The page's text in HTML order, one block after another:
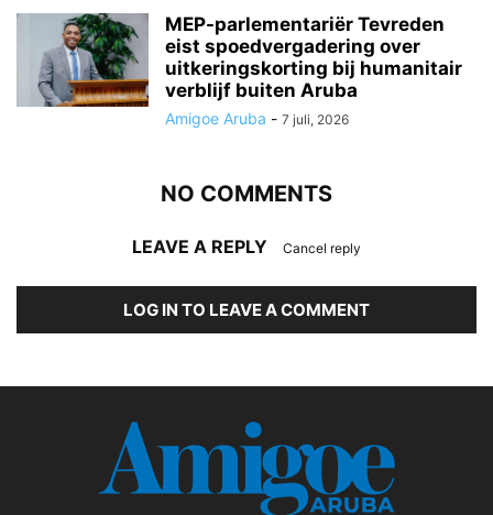
MEP-parlementariër Tevreden
eist spoedvergadering over
uitkeringskorting bij humanitair
verblijf buiten Aruba
Amigoe Aruba - 7 juli, 2026
NO COMMENTS
LEAVE A REPLY Cancel reply
LOG IN TO LEAVE A COMMENT